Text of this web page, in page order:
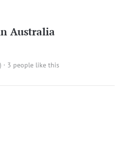
Australia
· 3 people like this